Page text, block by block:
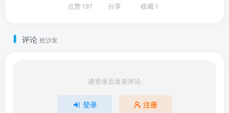
点赞197 分享 收藏 1
评论 抢沙发
请登录后发表评论
登录 注册